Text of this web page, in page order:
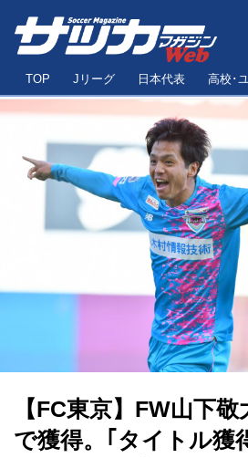
TOP Jリーグ 日本代表 高校･
【FC東京】FW山下
で獲得。｢タイトル獲